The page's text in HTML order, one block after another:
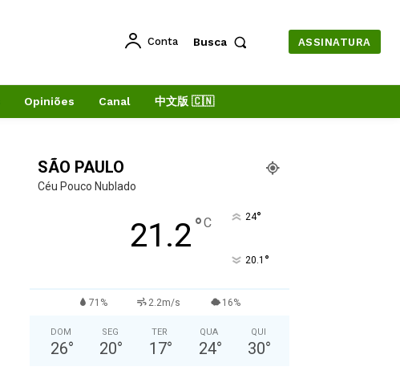
Conta Busca ASSINATURA
Opiniões Canal 中文版 🇨🇳
SÃO PAULO
Céu Pouco Nublado
21.2°C 24°
20.1 °
71% 2.2m/s 16%
DOM
26°
SEG
20°
TER
17°
QUA
24°
QUI
30°